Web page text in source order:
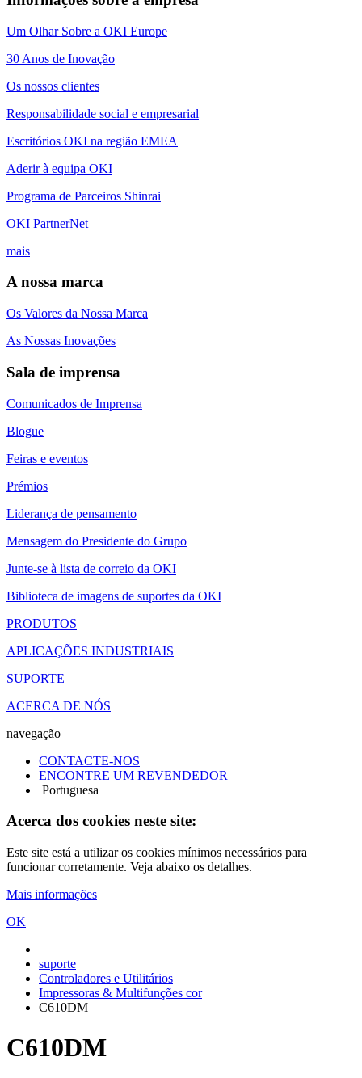
Um Olhar Sobre a OKI Europe
30 Anos de Inovação
Os nossos clientes
Responsabilidade social e empresarial
Escritórios OKI na região EMEA
Aderir à equipa OKI
Programa de Parceiros Shinrai
OKI PartnerNet
mais
A nossa marca
Os Valores da Nossa Marca
As Nossas Inovações
Sala de imprensa
Comunicados de Imprensa
Blogue
Feiras e eventos
Prémios
Liderança de pensamento
Mensagem do Presidente do Grupo
Junte-se à lista de correio da OKI
Biblioteca de imagens de suportes da OKI
PRODUTOS
APLICAÇÕES INDUSTRIAIS
SUPORTE
ACERCA DE NÓS
navegação
CONTACTE-NOS
ENCONTRE UM REVENDEDOR
Portuguesa
Acerca dos cookies neste site:
Este site está a utilizar os cookies mínimos necessários para
funcionar corretamente. Veja abaixo os detalhes.
Mais informações
OK
suporte
Controladores e Utilitários
Impressoras & Multifunções cor
C610DM
C610DM